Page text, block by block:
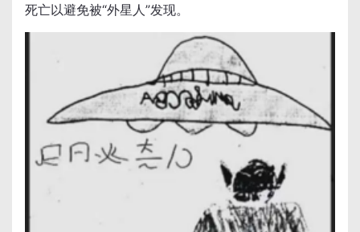
死亡以避免被“外星人”发现。